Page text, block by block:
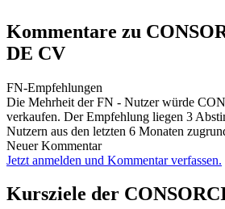
Kommentare zu
DE CV
FN-Empfehlungen
Die Mehrheit der FN - Nutzer würde
verkaufen. Der Empfehlung liegen 3
Nutzern aus den letzten 6 Monaten
Neuer Kommentar
Jetzt anmelden und Kommentar verfassen.
Kursziele der